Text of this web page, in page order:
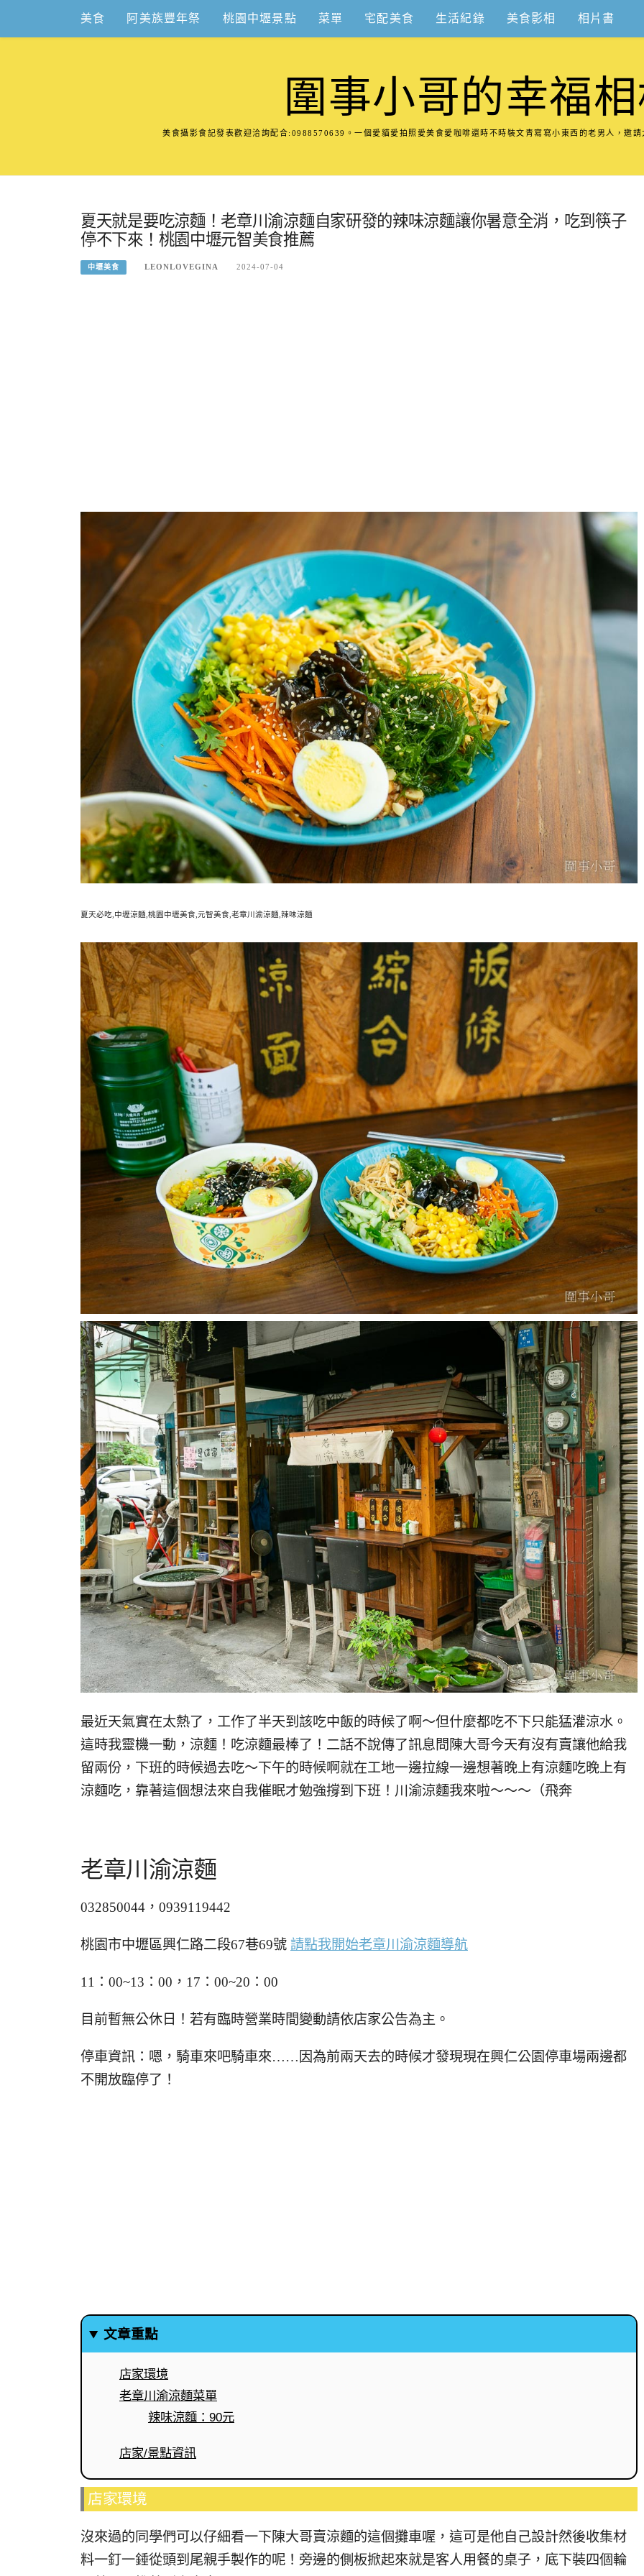
content
美食 阿美族豐年祭 桃園中壢景點 菜單 宅配美食 生活紀錄 美食影相 相片書
圍事小哥的幸福
美食攝影食記發表歡迎洽詢配合:0988570639。一個愛貓愛拍照愛美食愛咖啡還時不時裝文青寫寫小東西的老男人，邀
夏天就是要吃涼麵！老章川渝涼麵自家研發的辣味涼麵讓你暑意全消，吃到筷子
停不下來！桃園中壢元智美食推薦
中壢美食 LEONLOVEGINA 2024-07-04
夏天必吃,中壢涼麵,桃園中壢美食,元智美食,老章川渝涼麵,辣味涼麵
最近天氣實在太熱了，工作了半天到該吃中飯的時候了啊～但什麼都吃不下只能猛灌涼水。
這時我靈機一動，涼麵！吃涼麵最棒了！二話不說傳了訊息問陳大哥今天有沒有賣讓他給我
留兩份，下班的時候過去吃～下午的時候啊就在工地一邊拉線一邊想著晚上有涼麵吃晚上有
涼麵吃，靠著這個想法來自我催眠才勉強撐到下班！川渝涼麵我來啦～～～（飛奔
老章川渝涼麵
032850044，0939119442
桃園市中壢區興仁路二段67巷69號 請點我開始老章川渝涼麵導航
11：00~13：00，17：00~20：00
目前暫無公休日！若有臨時營業時間變動請依店家公告為主。
停車資訊：嗯，騎車來吧騎車來……因為前兩天去的時候才發現現在興仁公園停車場兩邊都
不開放臨停了！
文章重點
店家環境
老章川渝涼麵菜單
辣味涼麵：90元
店家/景點資訊
店家環境
沒來過的同學們可以仔細看一下陳大哥賣涼麵的這個攤車喔，這可是他自己設計然後收集材
料一釘一錘從頭到尾親手製作的呢！旁邊的側板掀起來就是客人用餐的桌子，底下裝四個輪